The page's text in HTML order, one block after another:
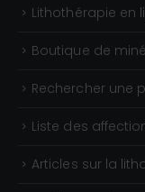
Lithothérapie en
Boutique de
Rechercher une
Liste des
Articles sur la